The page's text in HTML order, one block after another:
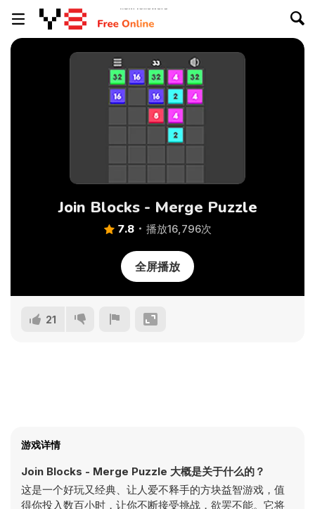
Join Blocks - Merge Puzzle
7.8 播放16,796次
全屏播放
21
游戏详情
Join Blocks - Merge Puzzle 大概是关于什么的？
这是一个好玩又经典、让人爱不释手的方块益智游戏，值
得你投入数百小时，让你不断接受挑战，欲罢不能。它将